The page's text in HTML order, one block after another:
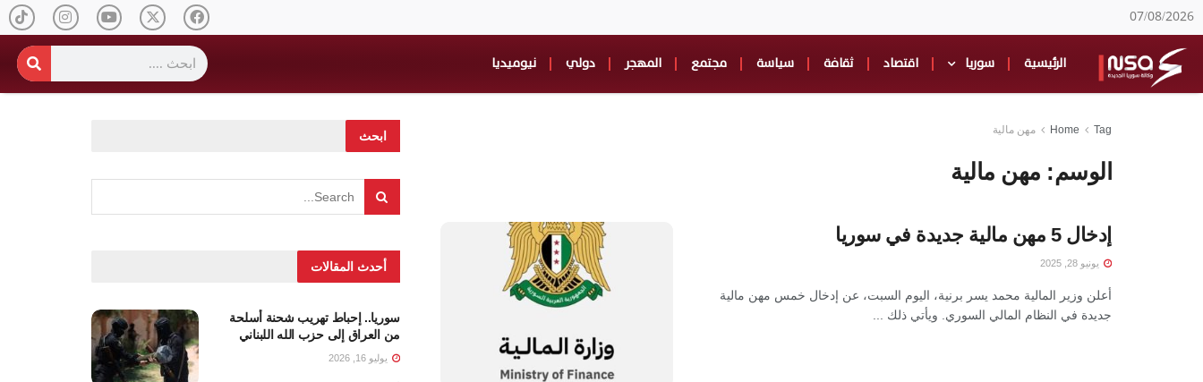
07/08/2026
الرئيسية سوريا اقتصاد ثقافة سياسة مجتمع المهجر دولي نيوميديا
Home Tag مهن مالية
الوسم: مهن مالية
إدخال 5 مهن مالية جديدة في سوريا
يونيو 28, 2025
أعلن وزير المالية محمد يسر برنية، اليوم السبت، عن إدخال خمس مهن مالية
جديدة في النظام المالي السوري. ويأتي ذلك ...
ابحث
أحدث المقالات
سوريا.. إحباط تهريب شحنة أسلحة
من العراق إلى حزب الله اللبناني
يوليو 16, 2026